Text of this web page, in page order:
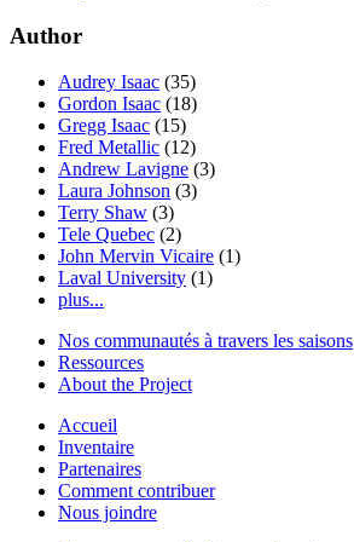
Author
Audrey Isaac (35)
Gordon Isaac (18)
Gregg Isaac (15)
Fred Metallic (12)
Andrew Lavigne (3)
Laura Johnson (3)
Terry Shaw (3)
Tele Quebec (2)
John Mervin Vicaire (1)
Laval University (1)
plus...
Nos communautés à travers les saisons
Ressources
About the Project
Accueil
Inventaire
Partenaires
Comment contribuer
Nous joindre